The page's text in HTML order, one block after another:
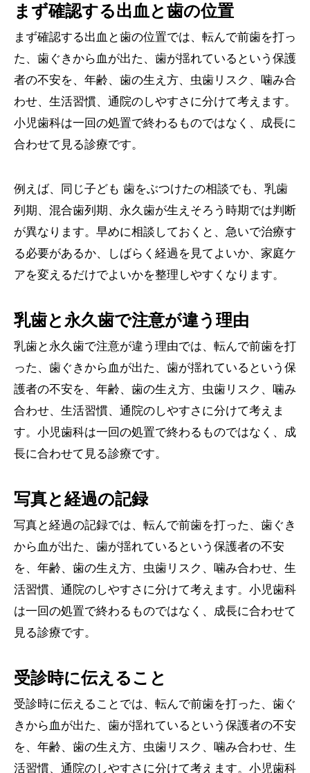
まず確認する出血と歯の位置
まず確認する出血と歯の位置では、転んで前歯を打っ
た、歯ぐきから血が出た、歯が揺れているという保護
者の不安を、年齢、歯の生え方、虫歯リスク、噛み合
わせ、生活習慣、通院のしやすさに分けて考えます。
小児歯科は一回の処置で終わるものではなく、成長に
合わせて見る診療です。
例えば、同じ子ども 歯をぶつけたの相談でも、乳歯
列期、混合歯列期、永久歯が生えそろう時期では判断
が異なります。早めに相談しておくと、急いで治療す
る必要があるか、しばらく経過を見てよいか、家庭ケ
アを変えるだけでよいかを整理しやすくなります。
乳歯と永久歯で注意が違う理由
乳歯と永久歯で注意が違う理由では、転んで前歯を打
った、歯ぐきから血が出た、歯が揺れているという保
護者の不安を、年齢、歯の生え方、虫歯リスク、噛み
合わせ、生活習慣、通院のしやすさに分けて考えま
す。小児歯科は一回の処置で終わるものではなく、成
長に合わせて見る診療です。
写真と経過の記録
写真と経過の記録では、転んで前歯を打った、歯ぐき
から血が出た、歯が揺れているという保護者の不安
を、年齢、歯の生え方、虫歯リスク、噛み合わせ、生
活習慣、通院のしやすさに分けて考えます。小児歯科
は一回の処置で終わるものではなく、成長に合わせて
見る診療です。
受診時に伝えること
受診時に伝えることでは、転んで前歯を打った、歯ぐ
きから血が出た、歯が揺れているという保護者の不安
を、年齢、歯の生え方、虫歯リスク、噛み合わせ、生
活習慣、通院のしやすさに分けて考えます。小児歯科